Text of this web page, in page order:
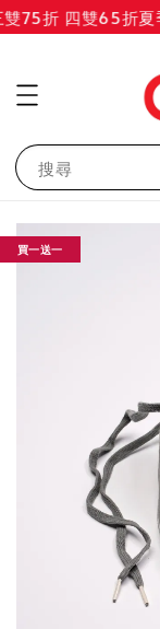
75折 四雙65折夏
搜尋
買一送一